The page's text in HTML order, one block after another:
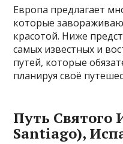
Европа предлагает
которые
красотой. Ниже
самых известных и
путей, которые
планируя своё
Путь Святого
Santiago),